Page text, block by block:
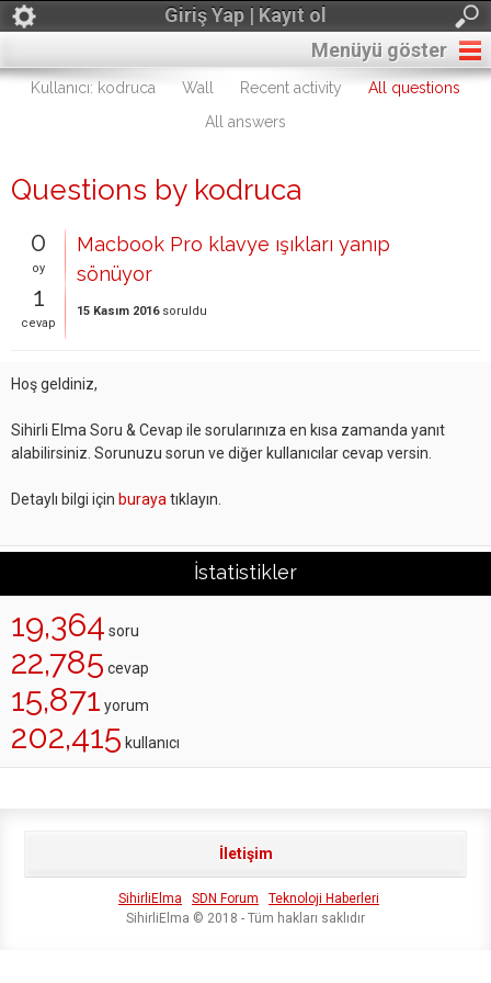
Giriş Yap | Kayıt ol
Menüyü göster
Kullanıcı: kodruca Wall Recent activity
All questions
All answers
Questions by kodruca
0
oy
1
cevap
Macbook Pro klavye ışıkları yanıp
sönüyor
15 Kasım 2016 soruldu
Hoş geldiniz,
Sihirli Elma Soru & Cevap ile sorularınıza en kısa zamanda yanıt
alabilirsiniz. Sorunuzu sorun ve diğer kullanıcılar cevap versin.
Detaylı bilgi için buraya tıklayın.
İstatistikler
19,364 soru
22,785 cevap
15,871 yorum
202,415 kullanıcı
İletişim
SihirliElma SDN Forum
Teknoloji Haberleri
SihirliElma © 2018 - Tüm hakları saklıdır